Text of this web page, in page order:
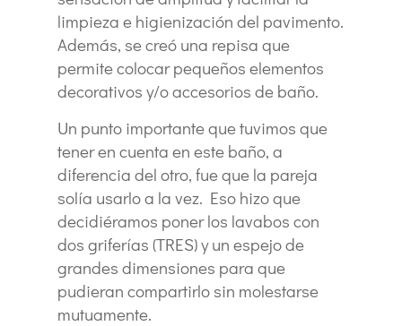
limpieza e higienización del pavimento.
Además, se creó una repisa que
permite colocar pequeños elementos
decorativos y/o accesorios de baño.
Un punto importante que tuvimos que
tener en cuenta en este baño, a
diferencia del otro, fue que la pareja
solía usarlo a la vez. Eso hizo que
decidiéramos poner los lavabos con
dos griferías (TRES) y un espejo de
grandes dimensiones para que
pudieran compartirlo sin molestarse
mutuamente.